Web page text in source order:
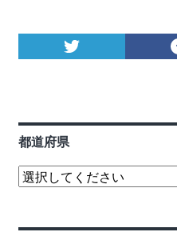
都道府県